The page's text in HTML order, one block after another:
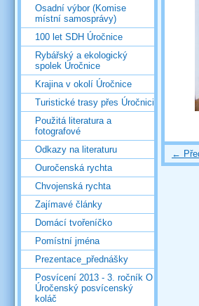
←
Osadní výbor (Komise
místní samosprávy)
100 let SDH Úročnice
Rybářský a ekologický
spolek Úročnice
Krajina v okolí Úročnice
Turistické trasy přes Úročnici
Použitá literatura a
fotografové
Odkazy na literaturu
Ouročenská rychta
Chvojenská rychta
Zajímavé články
Domácí tvořeníčko
Pomístní jména
Prezentace_přednášky
Posvícení 2013 - 3. ročník O
Úročenský posvícenský
koláč